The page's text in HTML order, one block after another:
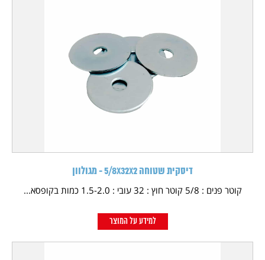
דיסקית שטוחה 5/8X32X2 - מגולוון
קוטר פנים : 5/8 קוטר חוץ : 32 עובי : 1.5-2.0 כמות בקופסא...
למידע על המוצר